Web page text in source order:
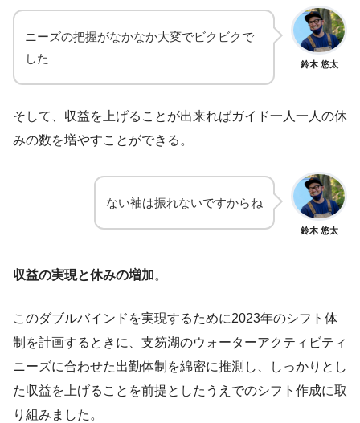
鈴木 悠太
ニーズの把握がなかなか大変でビクビクで
した
そして、収益を上げることが出来ればガイド一人一人の休
みの数を増やすことができる。
鈴木 悠太
ない袖は振れないですからね
収益の実現と休みの増加。
このダブルバインドを実現するために2023年のシフト体
制を計画するときに、支笏湖のウォーターアクティビティ
ニーズに合わせた出勤体制を綿密に推測し、しっかりとし
た収益を上げることを前提としたうえでのシフト作成に取
り組みました。